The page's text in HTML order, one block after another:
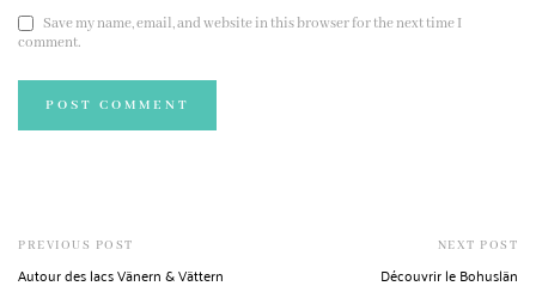
Save my name, email, and website in this browser for the next time I
comment.
PREVIOUS POST
Autour des lacs Vänern & Vättern
NEXT POST
Découvrir le Bohuslän